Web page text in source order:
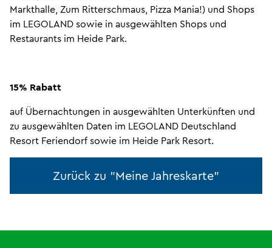
Markthalle, Zum Ritterschmaus, Pizza Mania!) und Shops
im LEGOLAND sowie in ausgewählten Shops und
Restaurants im Heide Park.
15% Rabatt
auf Übernachtungen in ausgewählten Unterkünften und
zu ausgewählten Daten im LEGOLAND Deutschland
Resort Feriendorf sowie im Heide Park Resort.
Zurück zu "Meine Jahreskarte"